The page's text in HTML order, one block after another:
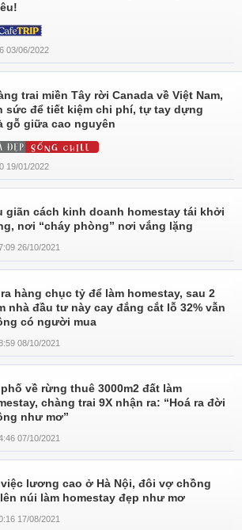
03/06/2022
trai miền Tây rời Canada về Việt Nam,
sức để tiết kiệm chi phí, tự tay dựng
gỗ giữa cao nguyên
19/01/2022
giãn cách kinh doanh homestay tái khởi
nơi “cháy phòng” nơi vắng lặng
26/10/2021
hàng chục tỷ để làm homestay, sau 2
nhà đầu tư này cay đắng cắt lỗ 32% vẫn
có người mua
08/10/2021
về rừng thuê 3000m2 đất làm
chàng trai 9X nhận ra: “Hoá ra đời
như mơ”
07/10/2021
lương cao ở Hà Nội, đôi vợ chồng
núi làm homestay đẹp như mơ
17/08/2021